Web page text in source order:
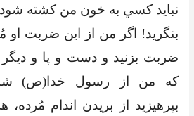
نبايد کسي به خون من کشته
بنگريد! اگر من از اين ضربت او
ضربت بزنيد و دست و پا و ديگر
که من از رسول خدا(ص)
بپرهيزيد از بريدن اندام